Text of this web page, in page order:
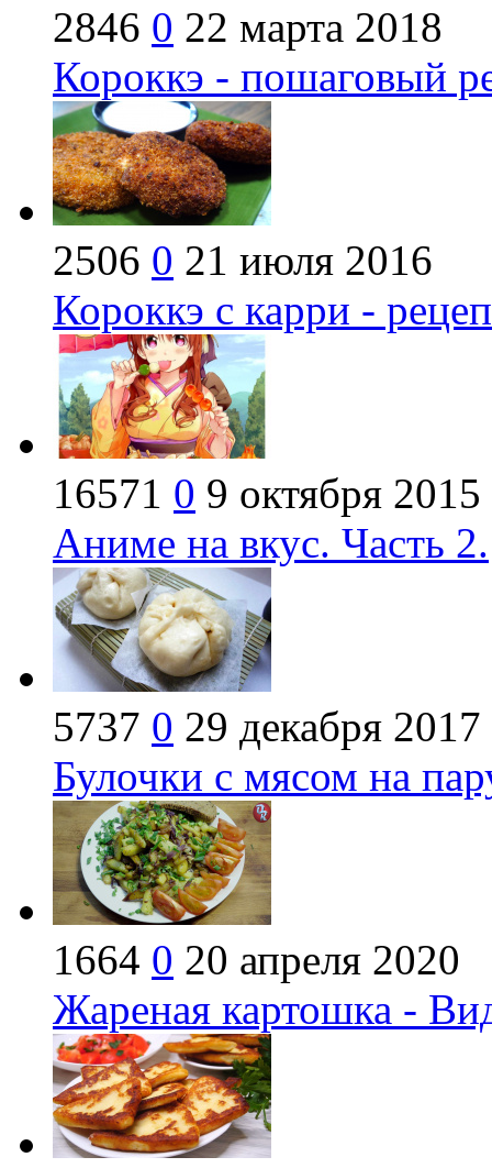
2846 0 22 марта 2018
Короккэ - пошаговый
2506 0 21 июля 2016
Короккэ с карри -
16571 0 9 октября 2015
Аниме на вкус. Часть 2.
5737 0 29 декабря 2017
Булочки с мясом на
1664 0 20 апреля 2020
Жареная картошка -